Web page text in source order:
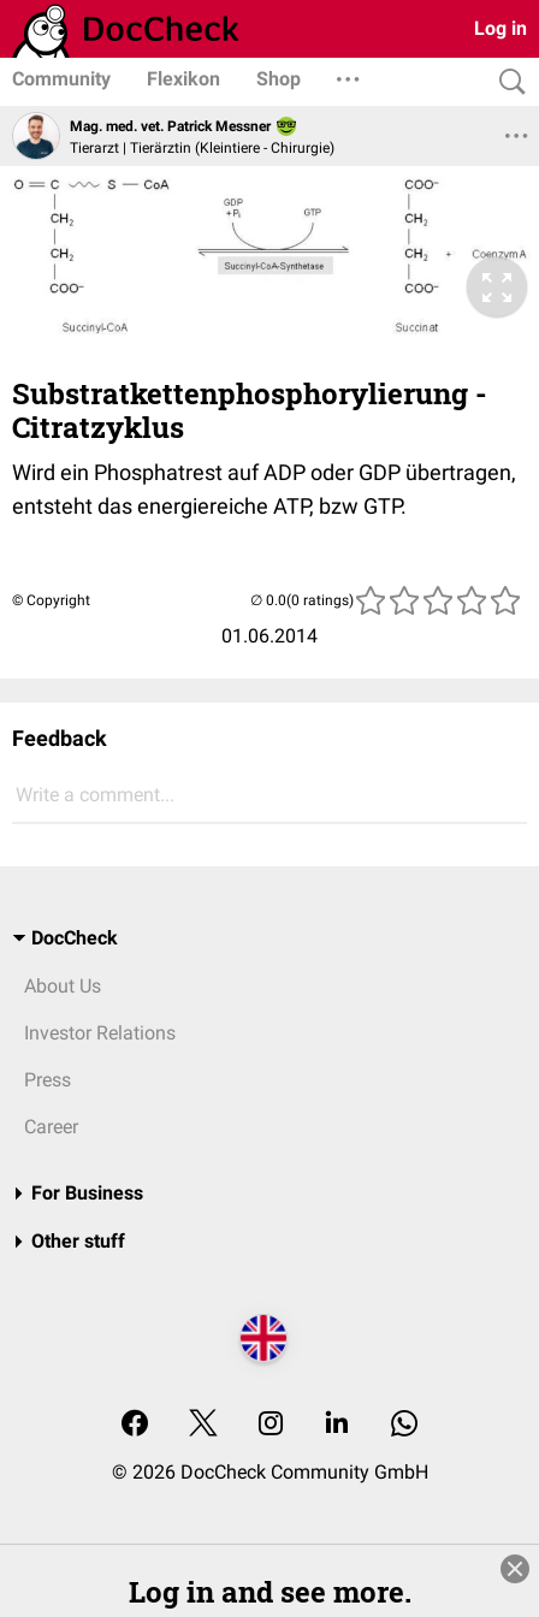
Log in
Community Flexikon Shop
Mag. med. vet. Patrick Messner
Tierarzt | Tierärztin (Kleintiere - Chirurgie)
Substratkettenphosphorylierung -
Citratzyklus
Wird ein Phosphatrest auf ADP oder GDP übertragen,
entsteht das energiereiche ATP, bzw GTP.
© Copyright
01.06.2014
(0 ratings)
Feedback
Write a comment...
DocCheck
About Us
Investor Relations
Press
Career
For Business
Other stuff
© 2026 DocCheck Community GmbH
Log in and see more.